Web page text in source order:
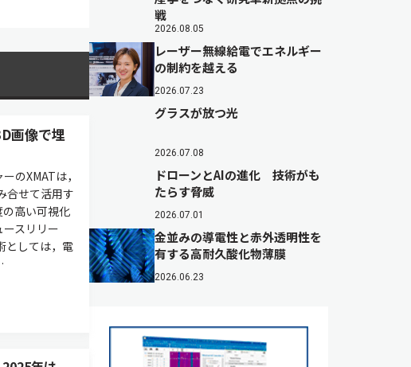
画像で埋
のXMATは，
合せて活用す
高い可視化
スリリー
としては，電
戦
2026.08.05
レーザー無線給電でエネルギー
の制約を越える
2026.07.23
グラスが放つ光
2026.07.08
ドローンとAIの進化 技術がも
たらす脅威
2026.07.01
金並みの導電性と赤外透明性を
有する高耐久酸化物薄膜
2026.06.23